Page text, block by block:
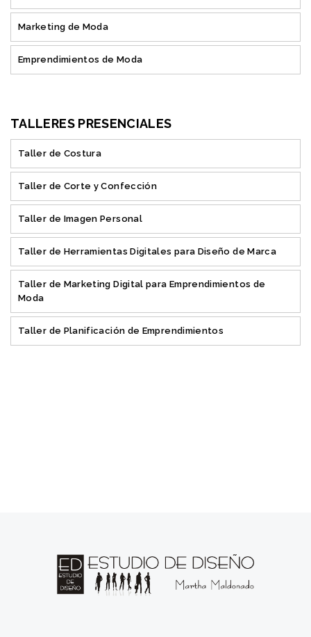
Marketing de Moda
Emprendimientos de Moda
TALLERES PRESENCIALES
Taller de Costura
Taller de Corte y Confección
Taller de Imagen Personal
Taller de Herramientas Digitales para Diseño de Marca
Taller de Marketing Digital para Emprendimientos de
Moda
Taller de Planificación de Emprendimientos